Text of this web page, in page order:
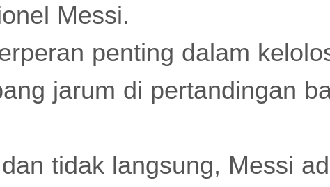
Messi.
penting dalam
jarum di pertandingan
tidak langsung, Messi